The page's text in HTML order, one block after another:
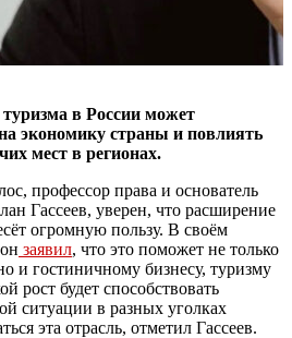
в России может
экономику страны и повлиять
мест в регионах.
профессор права и основатель
Гассеев, уверен, что расширение
огромную пользу. В своём
заявил, что это поможет не только
и гостиничному бизнесу, туризму
рост будет способствовать
ситуации в разных уголках
эта отрасль, отметил Гассеев.